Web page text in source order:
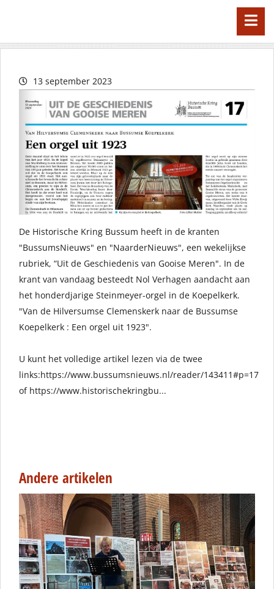
13 september 2023
De Historische Kring Bussum heeft in de kranten
"BussumsNieuws" en "NaarderNieuws", een wekelijkse
rubriek, “Uit de Geschiedenis van Gooise Meren". In de
krant van vandaag besteedt Nol Verhagen aandacht aan
het honderdjarige Steinmeyer-orgel in de Koepelkerk.
"Van de Hilversumse Clemenskerk naar de Bussumse
Koepelkerk : Een orgel uit 1923".
U kunt het volledige artikel lezen via de twee
links:https://www.bussumsnieuws.nl/reader/143411#p=17
of https://www.historischekringbu...
Andere artikelen